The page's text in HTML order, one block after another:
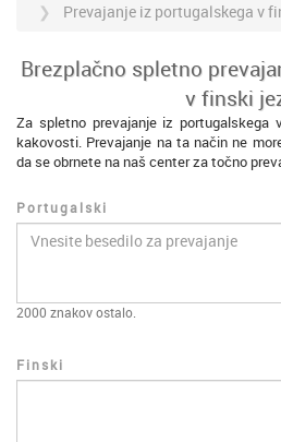
Prevajanje iz portugalskega v
Brezplačno spletno
v finski
Za spletno prevajanje iz
kakovosti. Prevajanje na ta način ne
da se obrnete na naš center za točno
Portugalski
2000 znakov ostalo.
Finski